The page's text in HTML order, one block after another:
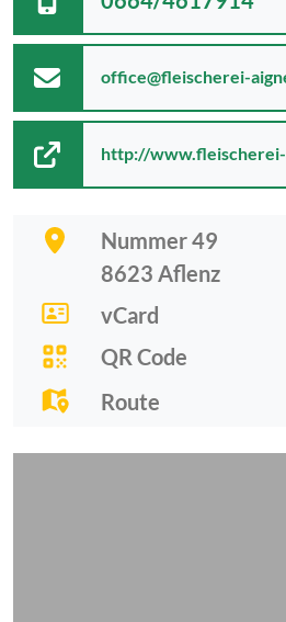
Nummer 49
8623 Aflenz
vCard
QR Code
Route
office@fleischerei-
http://